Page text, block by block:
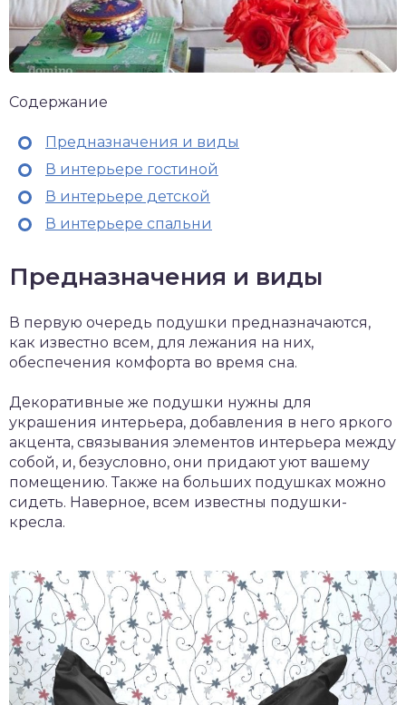
Содержание
Предназначения и виды
В интерьере гостиной
В интерьере детской
В интерьере спальни
Предназначения и виды
В первую очередь подушки предназначаются,
как известно всем, для лежания на них,
обеспечения комфорта во время сна.
Декоративные же подушки нужны для
украшения интерьера, добавления в него яркого
акцента, связывания элементов интерьера между
собой, и, безусловно, они придают уют вашему
помещению. Также на больших подушках можно
сидеть. Наверное, всем известны подушки-
кресла.